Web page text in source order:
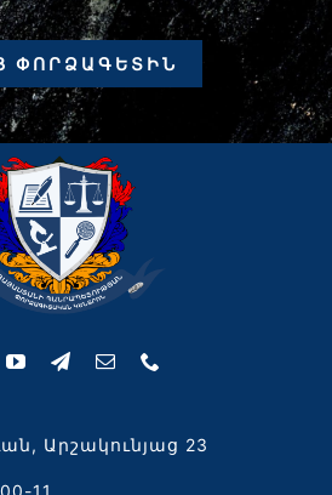
ՓՈՐՁԱԳԵՏԻՆ
Արշակունյաց 23
11